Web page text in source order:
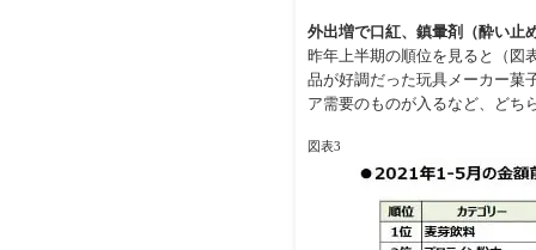
外出増で口紅、鎮暈剤（酔い止
昨年上半期の順位を見ると（図
品が好調だった玩具メーカー菓
ア需要のものが入るなど、どち
図表3